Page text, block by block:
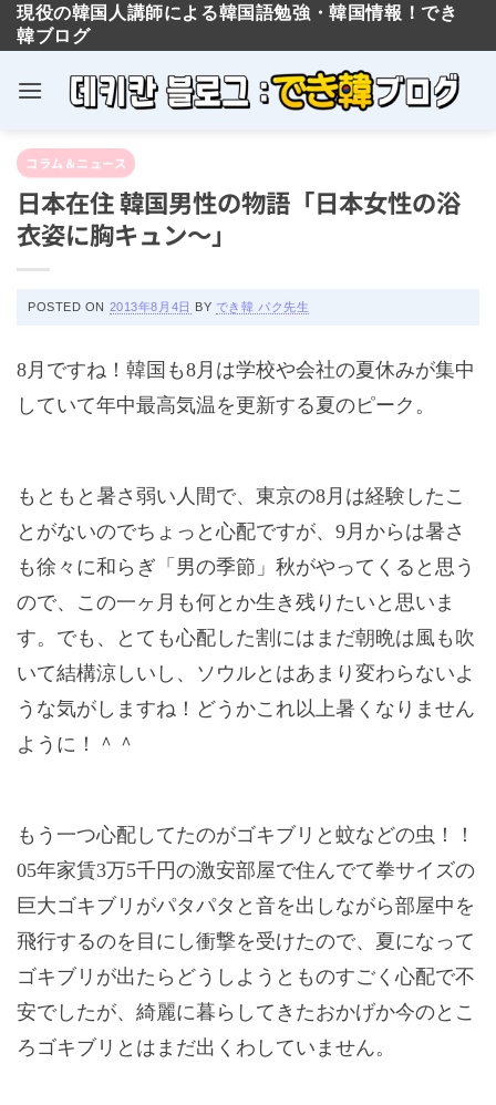
content
現役の韓国人講師による韓国語勉強・韓国情報！でき
韓ブログ
コラム＆ニュース
日本在住 韓国男性の物語「日本女性の浴
衣姿に胸キュン～」
POSTED ON 2013年8月4日 BY でき韓 パク先生
8月ですね！韓国も8月は学校や会社の夏休みが集中
していて年中最高気温を更新する夏のピーク。
もともと暑さ弱い人間で、東京の8 月は経験したこ
とがないのでちょっと心配ですが、 9 月からは暑さ
も徐々に和らぎ「男の季節」秋がやってくると思う
ので、この一ヶ月も何とか生き残りたいと思いま
す。でも、とても心配した割にはまだ朝晩は風も吹
いて結構涼しいし、ソウルとはあまり変わらないよ
うな気がしますね！どうかこれ以上暑くなりません
ように！＾＾
もう一つ心配してたのがゴキブリと蚊などの虫！！
05年家賃3万5千円の激安部屋で住んでて拳サイズの
巨大ゴキブリがパタパタと音を出しながら部屋中を
飛行するのを目にし衝撃を受けたので、夏になって
ゴキブリが出たらどうしようとものすごく心配で不
安でしたが、綺麗に暮らしてきたおかげか今のとこ
ろゴキブリとはまだ出くわしていません。